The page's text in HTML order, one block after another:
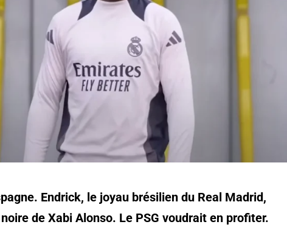
Endrick, le joyau brésilien du Real Madrid,
de Xabi Alonso. Le PSG voudrait en profiter.